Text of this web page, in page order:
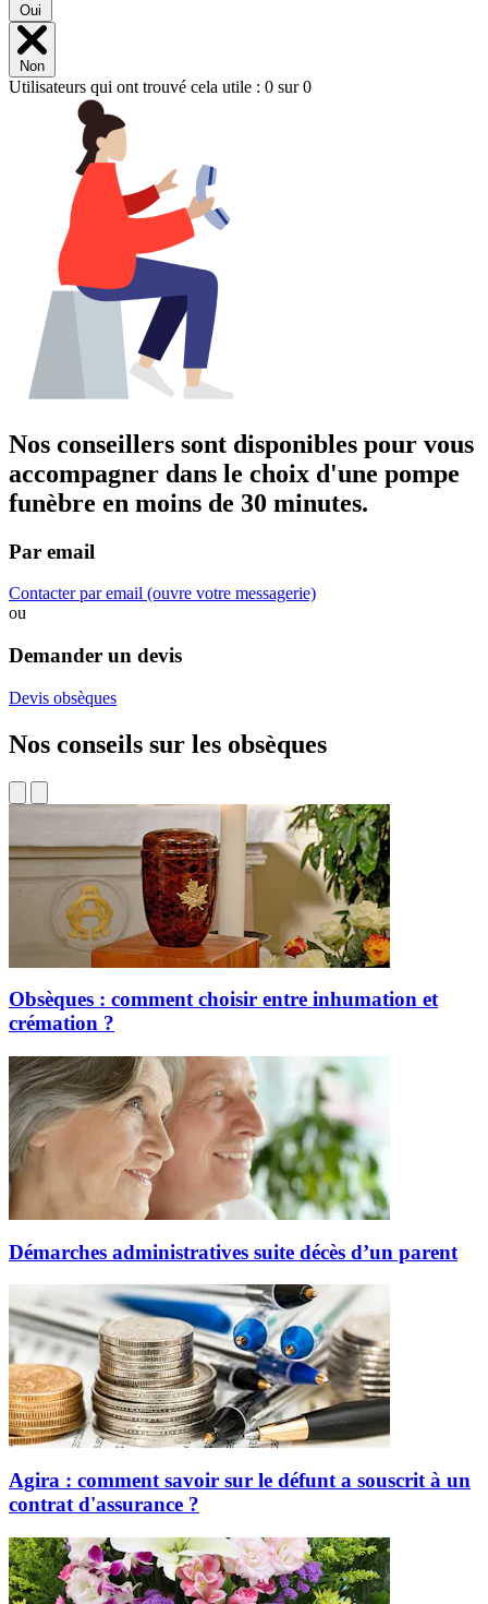
Oui
Non
Utilisateurs qui ont trouvé cela utile : 0 sur 0
Nos conseillers sont disponibles pour vous
accompagner dans le choix d'une pompe
funèbre en moins de 30 minutes.
Par email
Contacter par email (ouvre votre messagerie)
ou
Demander un devis
Devis obsèques
Nos conseils sur les obsèques
Obsèques : comment choisir entre inhumation et
crémation ?
Démarches administratives suite décès d’un parent
Agira : comment savoir sur le défunt a souscrit à un
contrat d'assurance ?